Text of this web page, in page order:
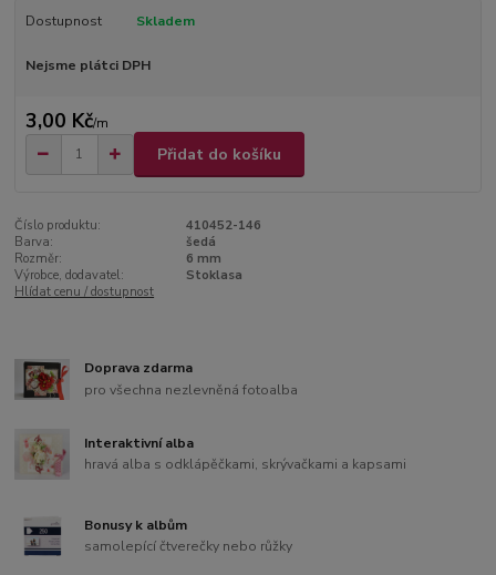
Dostupnost Skladem
Nejsme plátci DPH
3,00 Kč/m
Přidat do košíku
Číslo produktu:
410452-146
Barva:
šedá
Rozměr:
6 mm
Výrobce, dodavatel:
Stoklasa
Hlídat cenu / dostupnost
Doprava zdarma
pro všechna nezlevněná fotoalba
Interaktivní alba
hravá alba s odklápěčkami, skrývačkami a kapsami
Bonusy k albům
samolepící čtverečky nebo růžky